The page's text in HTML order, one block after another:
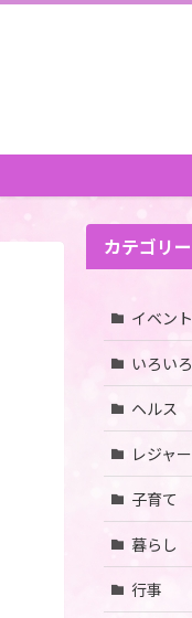
カテゴリー
イベント
いろいろ
ヘルス
レジャー
子育て
暮らし
行事